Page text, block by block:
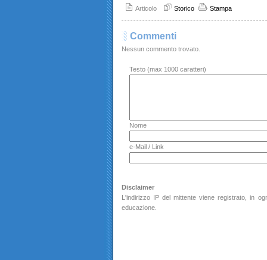
Articolo Storico Stampa
Commenti
Nessun commento trovato.
Testo (max 1000 caratteri)
Nome
e-Mail / Link
Disclaimer
L'indirizzo IP del mittente viene registrato, in
educazione.